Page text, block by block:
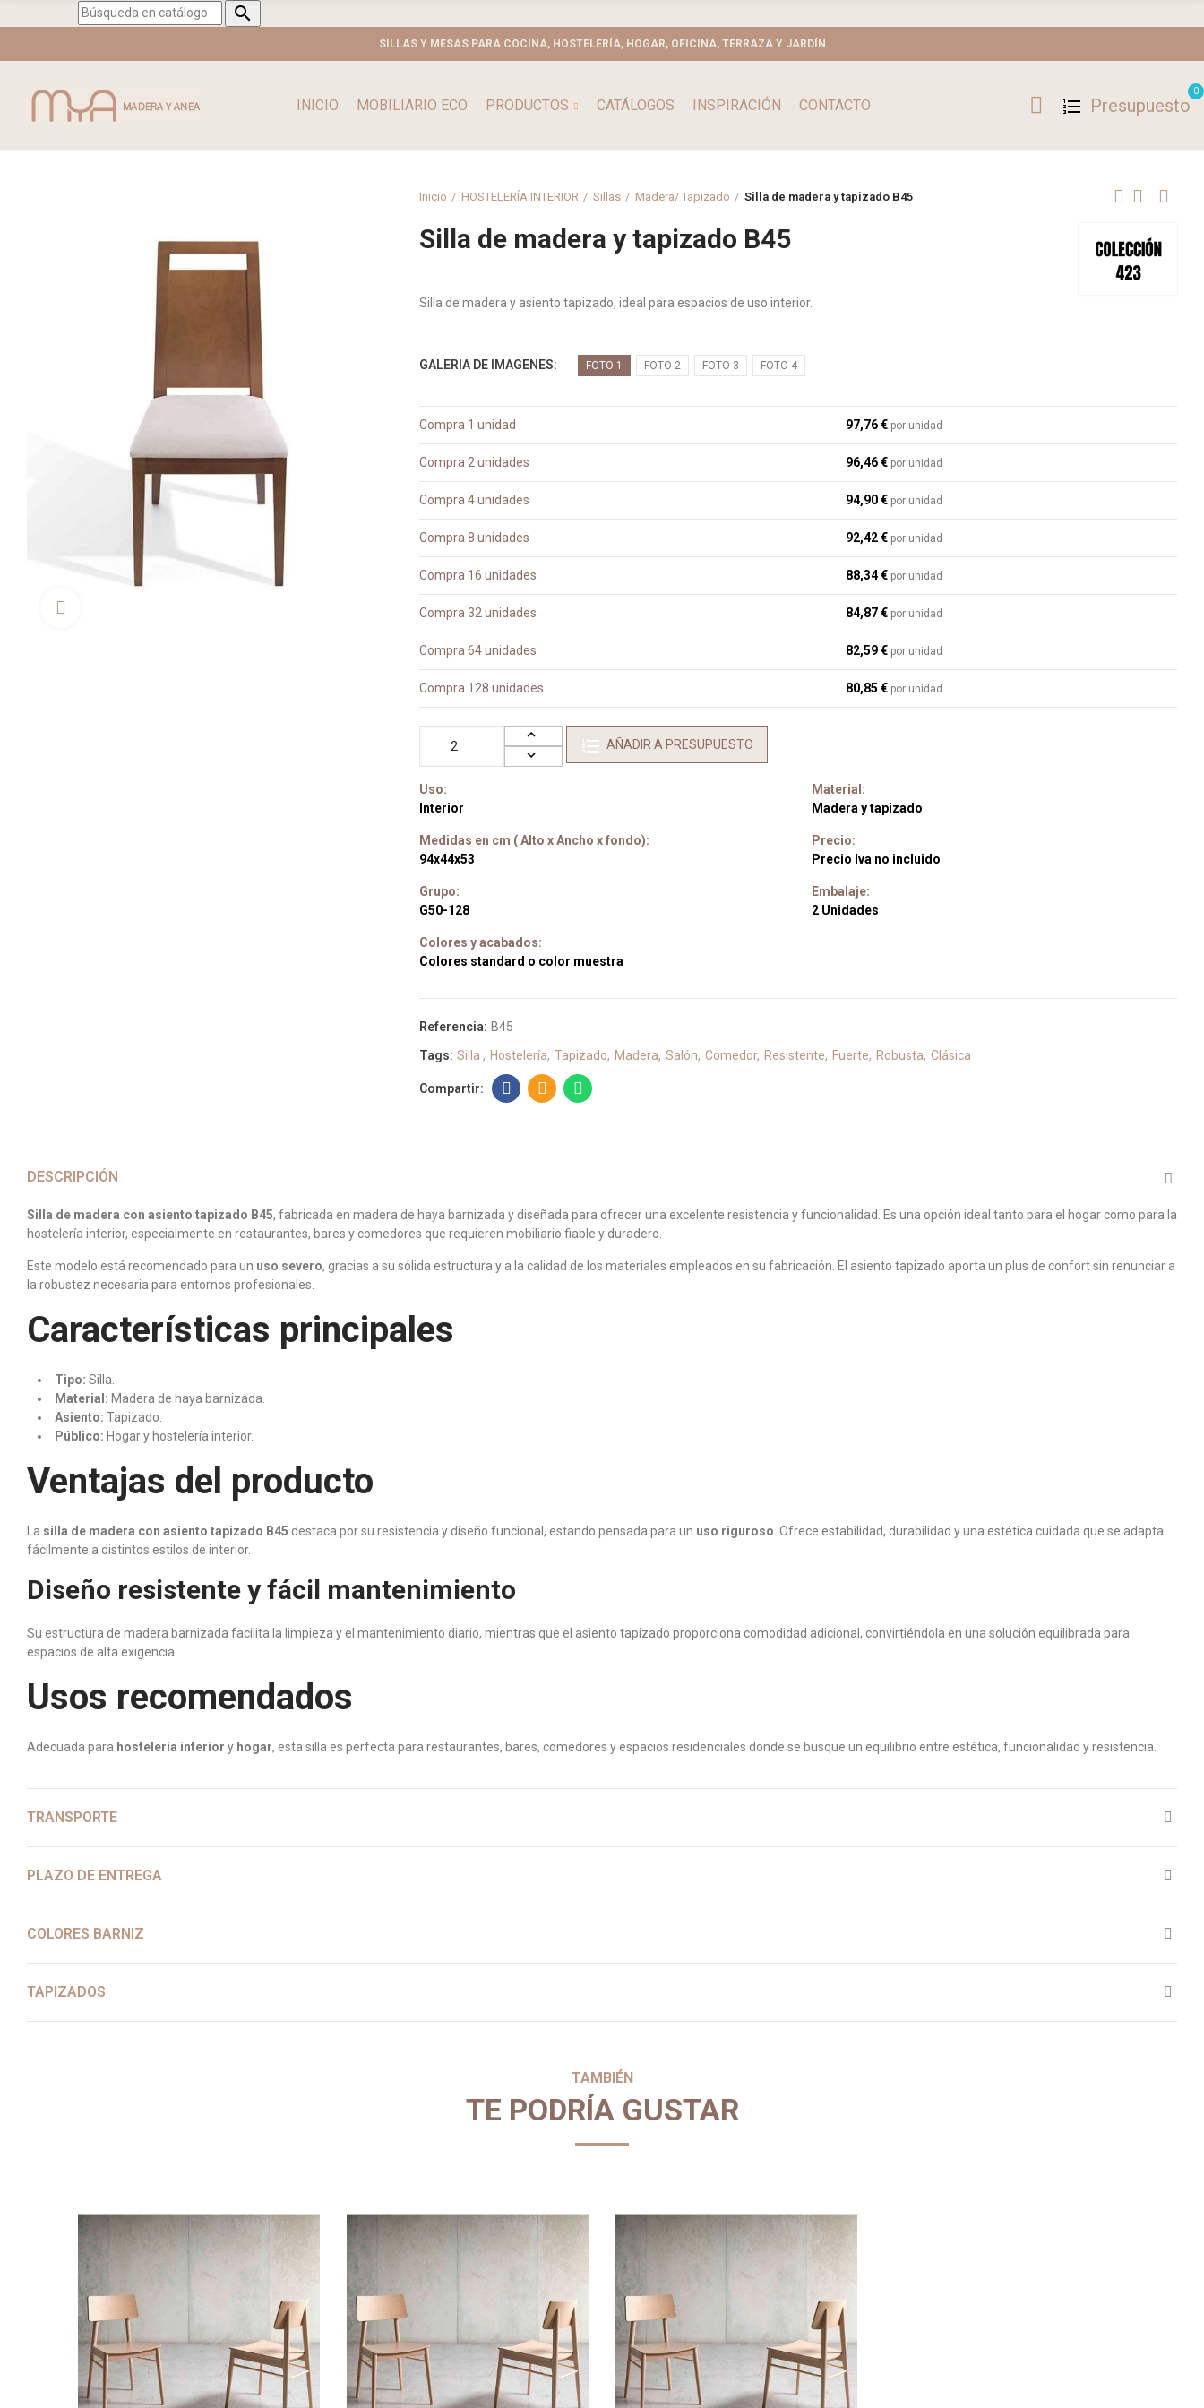

SILLAS Y MESAS PARA COCINA, HOSTELERÍA, HOGAR, OFICINA, TERRAZA Y JARDÍN
INICIO MOBILIARIO ECO PRODUCTOS CATÁLOGOS INSPIRACIÓN CONTACTO Presupuesto
0
Inicio HOSTELERÍA INTERIOR Sillas Madera/ Tapizado Silla de madera y tapizado B45
Silla de madera y tapizado B45
Silla de madera y asiento tapizado, ideal para espacios de uso interior.
GALERIA DE IMAGENES FOTO 1 FOTO 2 FOTO 3 FOTO 4
Compra 1 unidad 97,76 € por unidad
Compra 2 unidades 96,46 € por unidad
Compra 4 unidades 94,90 € por unidad
Compra 8 unidades 92,42 € por unidad
Compra 16 unidades 88,34 € por unidad
Compra 32 unidades 84,87 € por unidad
Compra 64 unidades 82,59 € por unidad
Compra 128 unidades 80,85 € por unidad
AÑADIR A PRESUPUESTO
Uso:
Interior
Material:
Madera y tapizado
Medidas en cm ( Alto x Ancho x fondo):
94x44x53
Precio:
Precio Iva no incluido
Grupo:
G50-128
Embalaje:
2 Unidades
Colores y acabados:
Colores standard o color muestra
Referencia: B45
Tags: Silla Hostelería Tapizado Madera Salón Comedor Resistente Fuerte Robusta Clásica
DESCRIPCIÓN
Silla de madera con asiento tapizado B45, fabricada en madera de haya barnizada y diseñada para ofrecer una excelente resistencia y funcionalidad. Es una opción ideal tanto para el hogar como para la
hostelería interior, especialmente en restaurantes, bares y comedores que requieren mobiliario fiable y duradero.
Este modelo está recomendado para un uso severo, gracias a su sólida estructura y a la calidad de los materiales empleados en su fabricación. El asiento tapizado aporta un plus de confort sin renunciar a
la robustez necesaria para entornos profesionales.
Características principales
Tipo: Silla.
Material: Madera de haya barnizada.
Asiento: Tapizado.
Público: Hogar y hostelería interior.
Ventajas del producto
La silla de madera con asiento tapizado B45 destaca por su resistencia y diseño funcional, estando pensada para un uso riguroso . Ofrece estabilidad, durabilidad y una estética cuidada que se adapta
fácilmente a distintos estilos de interior.
Diseño resistente y fácil mantenimiento
Su estructura de madera barnizada facilita la limpieza y el mantenimiento diario, mientras que el asiento tapizado proporciona comodidad adicional, convirtiéndola en una solución equilibrada para
espacios de alta exigencia.
Usos recomendados
Adecuada para hostelería interior y hogar, esta silla es perfecta para restaurantes, bares, comedores y espacios residenciales donde se busque un equilibrio entre estética, funcionalidad y resistencia.
TRANSPORTE
PLAZO DE ENTREGA
COLORES BARNIZ
TAPIZADOS
TAMBIÉN
TE PODRÍA GUSTAR